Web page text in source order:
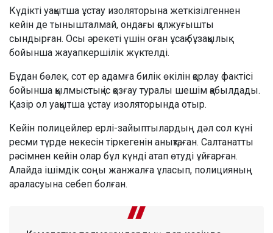
Күдікті уақытша ұстау изоляторына жеткізілгеннен
кейін де тынышталмай, ондағы қолжуғышты
сындырған. Осы әрекеті үшін оған ұсақ бұзақылық
бойынша жауапкершілік жүктелді.
Бұдан бөлек, сот ер адамға билік өкілін қорлау фактісі
бойынша қылмыстық іс қозғау туралы шешім қабылдады.
Қазір ол уақытша ұстау изоляторында отыр.
Кейін полицейлер ерлі-зайыптылардың дәл сол күні
ресми түрде некесін тіркегенін анықтаған. Салтанатты
рәсімнен кейін олар бұл күнді атап өтуді ұйғарған.
Алайда ішімдік соңы жанжалға ұласып, полицияның
араласуына себеп болған.